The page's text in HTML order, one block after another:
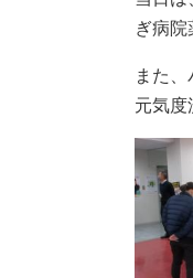
ぎ病
また
元気度